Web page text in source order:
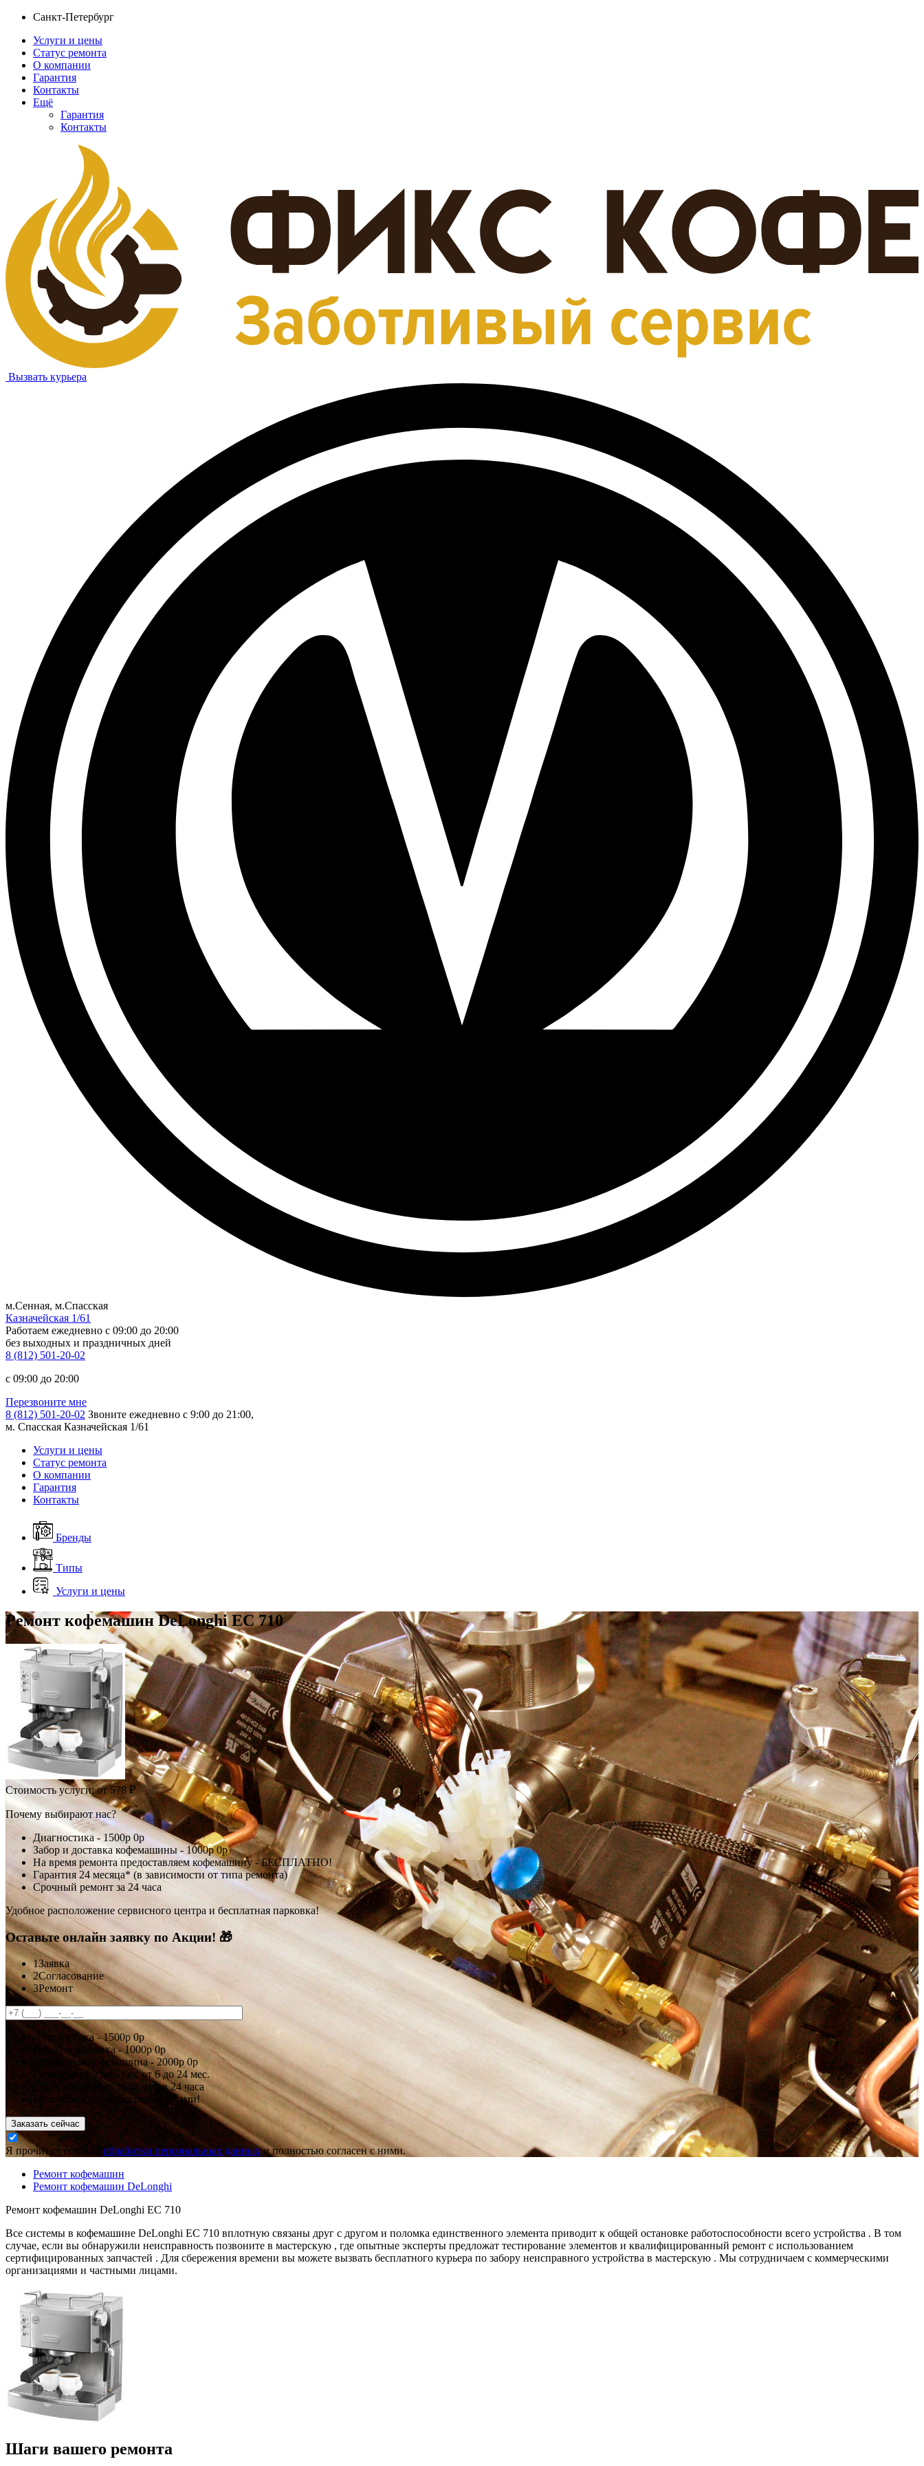
Санкт-Петербург
Услуги и цены
Статус ремонта
О компании
Гарантия
Контакты
Ещё
Гарантия
Контакты
Вызвать курьера
м.Сенная, м.Спасская
Казначейская 1/61
Работаем ежедневно c 09:00 до 20:00
без выходных и праздничных дней
8 (812) 501-20-02
c 09:00 до 20:00
Перезвоните мне
8 (812) 501-20-02 Звоните ежедневно с 9:00 до 21:00,
м. Спасская Казначейская 1/61
Услуги и цены
Статус ремонта
О компании
Гарантия
Контакты
Бренды
Типы
Услуги и цены
Ремонт кофемашин DeLonghi EC 710
Стоимость услуги:от 578 ₽
Почему выбирают нас?
Диагностика -1500р 0р
Забор и доставка кофемашины -1000р0р
На время ремонта предоставляем кофемашину - БЕСПЛАТНО!
Гарантия 24 месяца* (в зависимости от типа ремонта)
Срочный ремонт за 24 часа
Удобное расположение сервисного центра и бесплатная парковка!
Оставьте онлайн заявку по Акции! 🎁
1Заявка
2Согласование
3Ремонт
Диагностика -1500р0р
Выезд и доставка -1000р0р
Подменная кофемашина -2000р0р
Гарантия
от 3 до 6 месот 6 до 24 мес.
Срочный ремонт за 48 часов24 часа
Бесплатная парковка рядом с нами!
Заказать сейчас
Я прочитал условия обработки персональных данныхи полностью согласен с ними.
Ремонт кофемашин
Ремонт кофемашин DeLonghi
Ремонт кофемашин DeLonghi EC 710
Все системы в кофемашине DeLonghi EC 710 вплотную связаны друг с другом и поломка единственного элемента приводит к общей остановке работоспособности всего устройства . В том
случае, если вы обнаружили неисправность позвоните в мастерскую , где опытные эксперты предложат тестирование элементов и квалифицированный ремонт с использованием
сертифицированных запчастей . Для сбережения времени вы можете вызвать бесплатного курьера по забору неисправного устройства в мастерскую . Мы сотрудничаем с коммерческими
организациями и частными лицами.
Шаги вашего ремонта